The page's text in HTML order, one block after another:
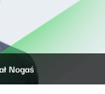
Nogaś